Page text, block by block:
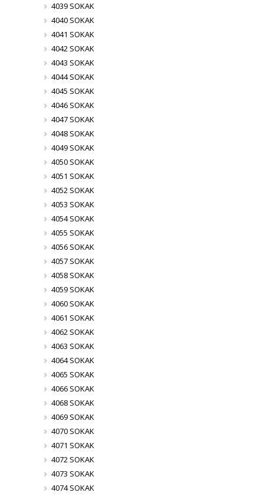
4039 SOKAK
4040 SOKAK
4041 SOKAK
4042 SOKAK
4043 SOKAK
4044 SOKAK
4045 SOKAK
4046 SOKAK
4047 SOKAK
4048 SOKAK
4049 SOKAK
4050 SOKAK
4051 SOKAK
4052 SOKAK
4053 SOKAK
4054 SOKAK
4055 SOKAK
4056 SOKAK
4057 SOKAK
4058 SOKAK
4059 SOKAK
4060 SOKAK
4061 SOKAK
4062 SOKAK
4063 SOKAK
4064 SOKAK
4065 SOKAK
4066 SOKAK
4068 SOKAK
4069 SOKAK
4070 SOKAK
4071 SOKAK
4072 SOKAK
4073 SOKAK
4074 SOKAK